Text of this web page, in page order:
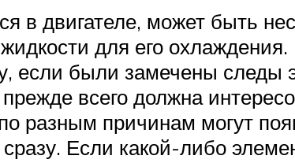
в двигателе, может быть
для его
если были замечены следы
всего должна
разным причинам могут
Если какой-либо